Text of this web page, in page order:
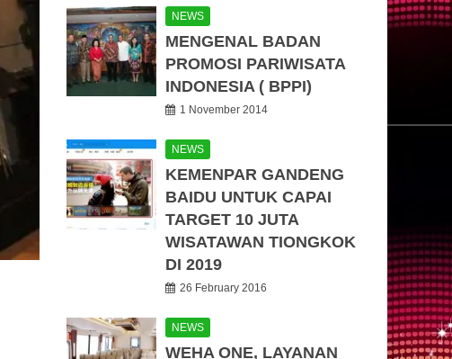
NEWS
MENGENAL BADAN
PROMOSI PARIWISATA
INDONESIA ( BPPI)
1 November 2014
NEWS
KEMENPAR GANDENG
BAIDU UNTUK CAPAI
TARGET 10 JUTA
WISATAWAN TIONGKOK
DI 2019
26 February 2016
NEWS
WEHA ONE, LAYANAN